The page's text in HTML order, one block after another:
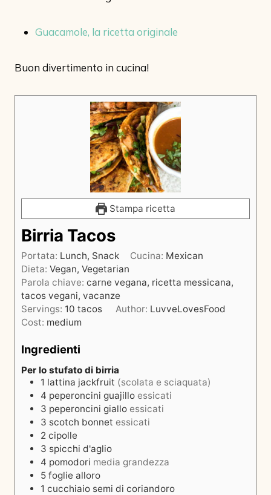
Guacamole, la ricetta originale
Buon divertimento in cucina!
Stampa ricetta
Birria Tacos
Portata: Lunch, Snack Cucina: Mexican
Dieta: Vegan, Vegetarian
Parola chiave: carne vegana, ricetta messicana,
tacos vegani, vacanze
Servings: 10 tacos Author: LuvveLovesFood
Cost: medium
Ingredienti
Per lo stufato di birria
1 lattina jackfruit (scolata e sciaquata)
4 peperoncini guajillo essicati
3 peperoncini giallo essicati
3 scotch bonnet essicati
2 cipolle
3 spicchi d'aglio
4 pomodori media grandezza
5 foglie alloro
1 cucchiaio semi di coriandoro